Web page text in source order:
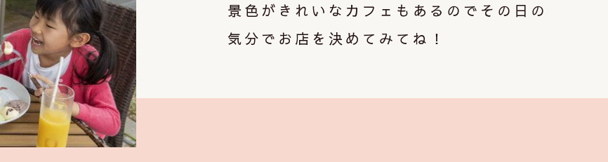
景色がきれいなカフェもあるのでその日の
気分でお店を決めてみてね！